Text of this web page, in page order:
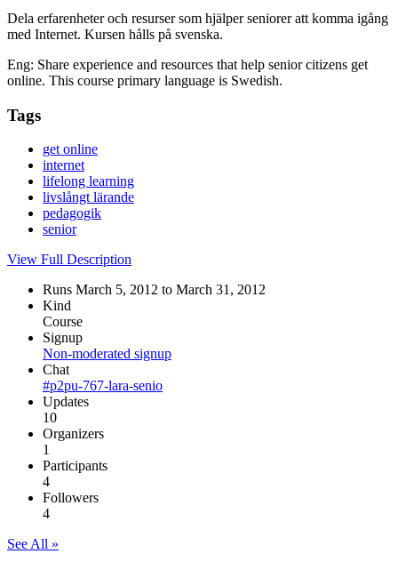
Dela erfarenheter och resurser som hjälper seniorer att komma igång
med Internet. Kursen hålls på svenska.
Eng: Share experience and resources that help senior citizens get
online. This course primary language is Swedish.
Tags
get online
internet
lifelong learning
livslångt lärande
pedagogik
senior
View Full Description
Runs March 5, 2012 to March 31, 2012
Kind
Course
Signup
Non-moderated signup
Chat
#p2pu-767-lara-senio
Updates
10
Organizers
1
Participants
4
Followers
4
See All »